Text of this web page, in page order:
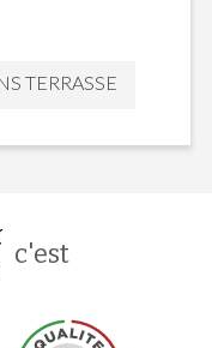
TERRASSE
c'est